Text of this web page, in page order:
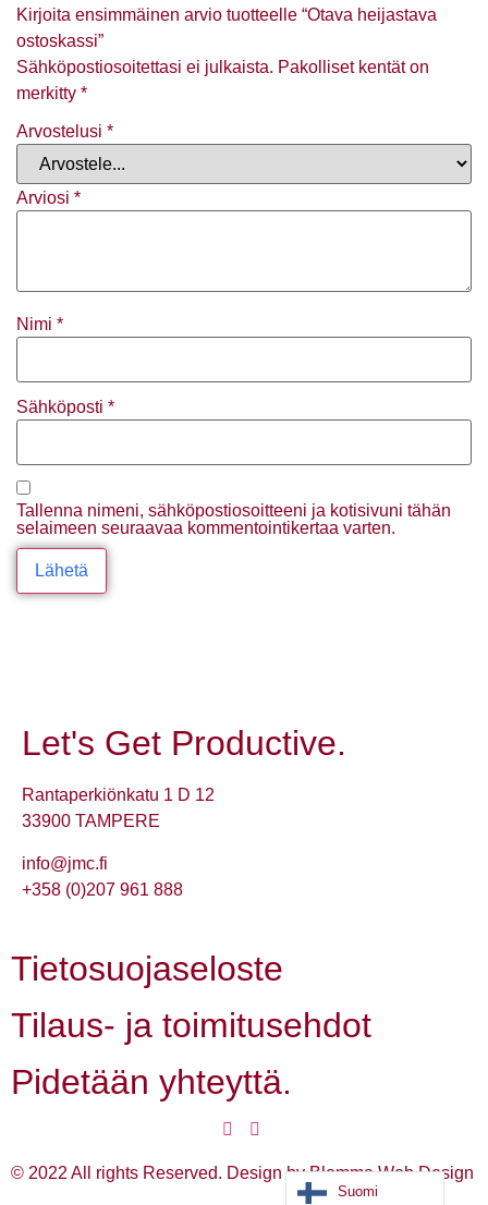
Kirjoita ensimmäinen arvio tuotteelle “Otava heijastava
ostoskassi”
Sähköpostiosoitettasi ei julkaista. Pakolliset kentät on
merkitty *
Arvostelusi *
Arviosi *
Nimi *
Sähköposti *
Tallenna nimeni, sähköpostiosoitteeni ja kotisivuni tähän
selaimeen seuraavaa kommentointikertaa varten.
Let's Get Productive.
Rantaperkiönkatu 1 D 12
33900 TAMPERE
info@jmc.fi
+358 (0)207 961 888
Tietosuojaseloste
Tilaus- ja toimitusehdot
Pidetään yhteyttä.
© 2022 All rights Reserved. Design by Blomma Web Design
Suomi